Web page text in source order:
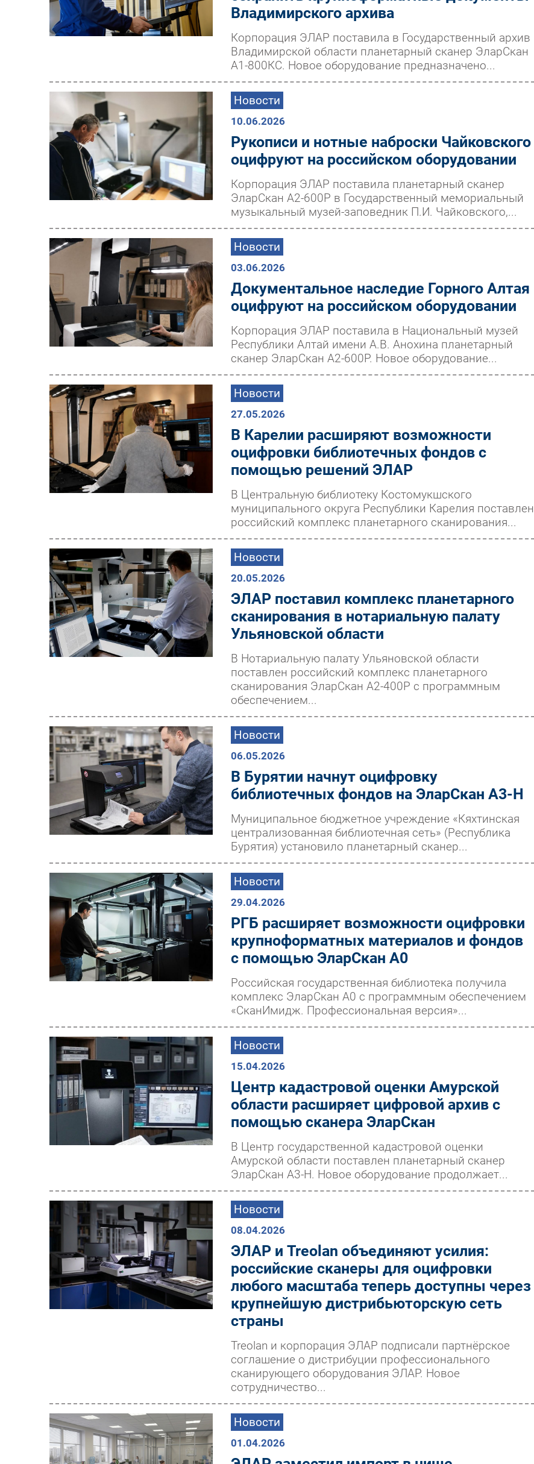
Владимирского архива
Корпорация ЭЛАР поставила в Государственный архив
Владимирской области планетарный сканер ЭларСкан
А1-800КС. Новое оборудование предназначено...
Новости
10.06.2026
Рукописи и нотные наброски Чайковского
оцифруют на российском оборудовании
Корпорация ЭЛАР поставила планетарный сканер
ЭларСкан А2-600Р в Государственный мемориальный
музыкальный музей-заповедник П.И. Чайковского,...
Новости
03.06.2026
Документальное наследие Горного Алтая
оцифруют на российском оборудовании
Корпорация ЭЛАР поставила в Национальный музей
Республики Алтай имени А.В. Анохина планетарный
сканер ЭларСкан А2-600Р. Новое оборудование...
Новости
27.05.2026
В Карелии расширяют возможности
оцифровки библиотечных фондов с
помощью решений ЭЛАР
В Центральную библиотеку Костомукшского
муниципального округа Республики Карелия поставлен
российский комплекс планетарного сканирования...
Новости
20.05.2026
ЭЛАР поставил комплекс планетарного
сканирования в нотариальную палату
Ульяновской области
В Нотариальную палату Ульяновской области
поставлен российский комплекс планетарного
сканирования ЭларСкан А2-400Р с программным
обеспечением...
Новости
06.05.2026
В Бурятии начнут оцифровку
библиотечных фондов на ЭларСкан А3-Н
Муниципальное бюджетное учреждение «Кяхтинская
централизованная библиотечная сеть» (Республика
Бурятия) установило планетарный сканер...
Новости
29.04.2026
РГБ расширяет возможности оцифровки
крупноформатных материалов и фондов
с помощью ЭларСкан А0
Российская государственная библиотека получила
комплекс ЭларСкан А0 с программным обеспечением
«СканИмидж. Профессиональная версия»...
Новости
15.04.2026
Центр кадастровой оценки Амурской
области расширяет цифровой архив с
помощью сканера ЭларСкан
В Центр государственной кадастровой оценки
Амурской области поставлен планетарный сканер
ЭларСкан А3-Н. Новое оборудование продолжает...
Новости
08.04.2026
ЭЛАР и Treolan объединяют усилия:
российские сканеры для оцифровки
любого масштаба теперь доступны через
крупнейшую дистрибьюторскую сеть
страны
Treolan и корпорация ЭЛАР подписали партнёрское
соглашение о дистрибуции профессионального
сканирующего оборудования ЭЛАР. Новое
сотрудничество...
Новости
01.04.2026